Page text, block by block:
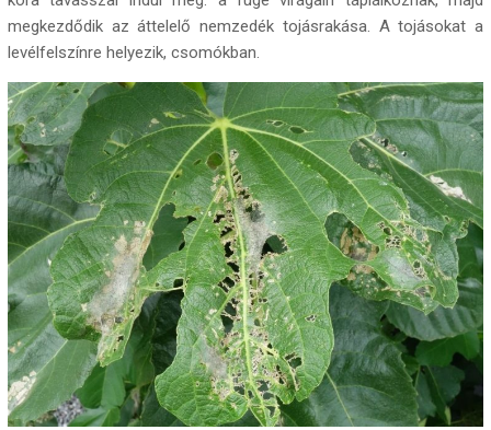
megkezdődik az áttelelő nemzedék tojásrakása. A tojásokat a
levélfelszínre helyezik, csomókban.